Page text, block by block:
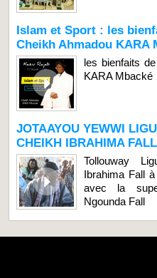
Islam et Sport : les
Cheikh Ahmadou KARA
les bienfaits
KARA Mbacké
JOTAAYOU YEWWI
CHEIKH IBRAHIMA
Tollouway
Ibrahima Fall
avec la
Ngounda Fall